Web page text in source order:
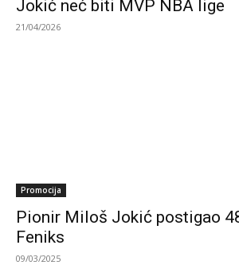
Jokić neć biti MVP NBA lige
21/04/2026
Promocija
Pionir Miloš Jokić postigao
Feniks
09/03/2025